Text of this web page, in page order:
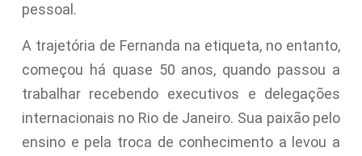
pessoal.
A trajetória de Fernanda na etiqueta, no entanto,
começou há quase 50 anos, quando passou a
trabalhar recebendo executivos e delegações
internacionais no Rio de Janeiro. Sua paixão pelo
ensino e pela troca de conhecimento a levou a